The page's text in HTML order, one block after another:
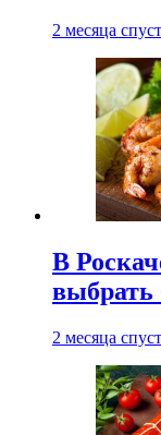
2 месяца
В
выбрать
2 месяца